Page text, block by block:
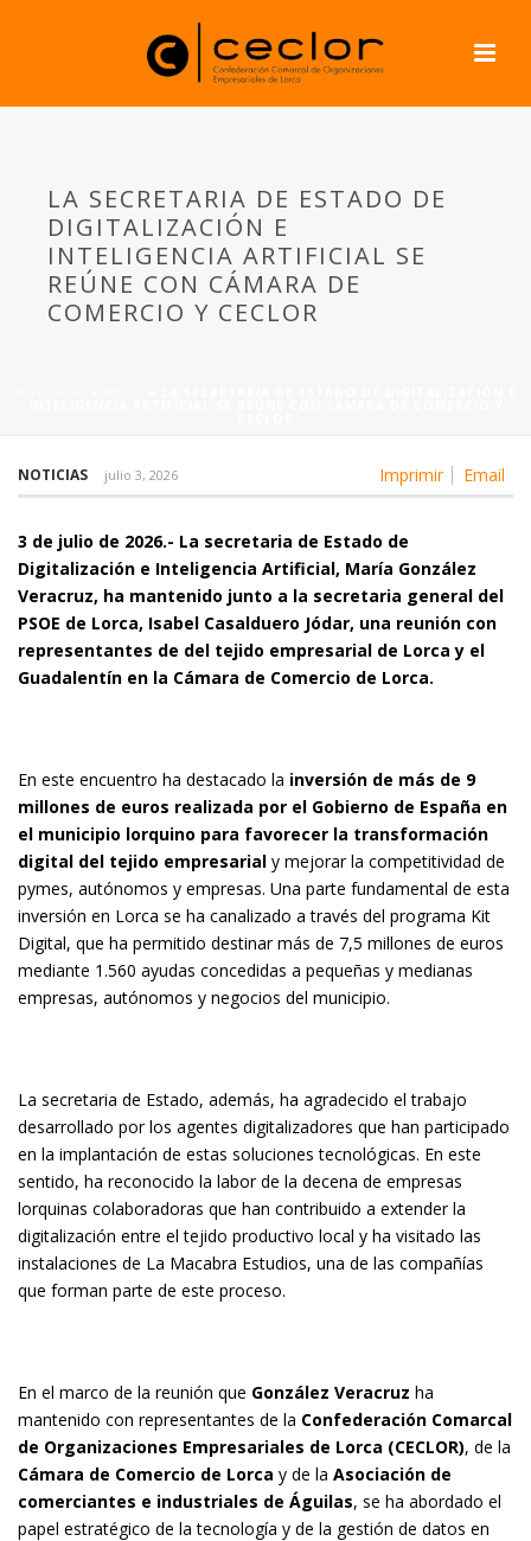
LA SECRETARIA DE ESTADO DE
DIGITALIZACIÓN E
INTELIGENCIA ARTIFICIAL SE
REÚNE CON CÁMARA DE
COMERCIO Y CECLOR
Imprimir Email
NOTICIAS julio 3, 2026
3 de julio de 2026.- La secretaria de Estado de
Digitalización e Inteligencia Artificial, María González
Veracruz, ha mantenido junto a la secretaria general del
PSOE de Lorca, Isabel Casalduero Jódar, una reunión con
representantes de del tejido empresarial de Lorca y el
Guadalentín en la Cámara de Comercio de Lorca.
En este encuentro ha destacado la inversión de más de 9
millones de euros realizada por el Gobierno de España en
el municipio lorquino para favorecer la transformación
digital del tejido empresarial y mejorar la competitividad de
pymes, autónomos y empresas. Una parte fundamental de esta
inversión en Lorca se ha canalizado a través del programa Kit
Digital, que ha permitido destinar más de 7,5 millones de euros
mediante 1.560 ayudas concedidas a pequeñas y medianas
empresas, autónomos y negocios del municipio.
La secretaria de Estado, además, ha agradecido el trabajo
desarrollado por los agentes digitalizadores que han participado
en la implantación de estas soluciones tecnológicas. En este
sentido, ha reconocido la labor de la decena de empresas
lorquinas colaboradoras que han contribuido a extender la
digitalización entre el tejido productivo local y ha visitado las
instalaciones de La Macabra Estudios, una de las compañías
que forman parte de este proceso.
En el marco de la reunión que González Veracruz ha
mantenido con representantes de la Confederación Comarcal
de Organizaciones Empresariales de Lorca (CECLOR), de la
Cámara de Comercio de Lorca y de la Asociación de
comerciantes e industriales de Águilas, se ha abordado el
papel estratégico de la tecnología y de la gestión de datos en